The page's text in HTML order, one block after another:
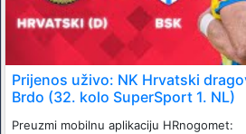
Prijenos uživo: NK Hrvatski
Brdo (32. kolo SuperSport 1. NL)
Preuzmi mobilnu aplikaciju HRnogomet: